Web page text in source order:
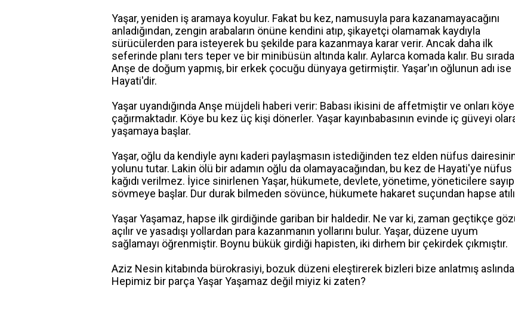
Yaşar, yeniden iş aramaya koyulur. Fakat bu kez, namusuyla para kazanamayacağını
anladığından, zengin arabaların önüne kendini atıp, şikayetçi olamamak kaydıyla
sürücülerden para isteyerek bu şekilde para kazanmaya karar verir. Ancak daha ilk
seferinde planı ters teper ve bir minibüsün altında kalır. Aylarca komada kalır. Bu sırada
Anşe de doğum yapmış, bir erkek çocuğu dünyaya getirmiştir. Yaşar'ın oğlunun adı ise
Hayati'dir.
Yaşar uyandığında Anşe müjdeli haberi verir: Babası ikisini de affetmiştir ve onları köye
çağırmaktadır. Köye bu kez üç kişi dönerler. Yaşar kayınbabasının evinde iç güveyi
yaşamaya başlar.
Yaşar, oğlu da kendiyle aynı kaderi paylaşmasın istediğinden tez elden nüfus
yolunu tutar. Lakin ölü bir adamın oğlu da olamayacağından, bu kez de Hayati'ye nüfus
kağıdı verilmez. İyice sinirlenen Yaşar, hükumete, devlete, yönetime, yöneticilere sayıp
sövmeye başlar. Dur durak bilmeden sövünce, hükumete hakaret suçundan hapse
Yaşar Yaşamaz, hapse ilk girdiğinde gariban bir haldedir. Ne var ki, zaman geçtikçe
açılır ve yasadışı yollardan para kazanmanın yollarını bulur. Yaşar, düzene uyum
sağlamayı öğrenmiştir. Boynu bükük girdiği hapisten, iki dirhem bir çekirdek çıkmıştır.
Aziz Nesin kitabında bürokrasiyi, bozuk düzeni eleştirerek bizleri bize anlatmış
Hepimiz bir parça Yaşar Yaşamaz değil miyiz ki zaten?